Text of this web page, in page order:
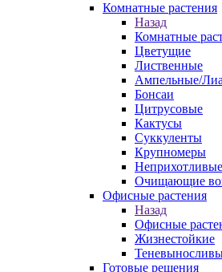
Комнатные растения
Назад
Комнатные
Цветущие
Лиственные
Ампельные/
Бонсаи
Цитрусовые
Кактусы
Суккуленты
Крупномеры
Неприхотливые
Очищающие
Офисные растения
Назад
Офисные
Жизнестойкие
Готовые решения